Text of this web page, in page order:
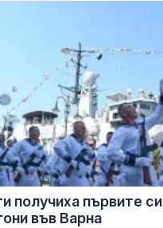
получиха първите си
във Варна